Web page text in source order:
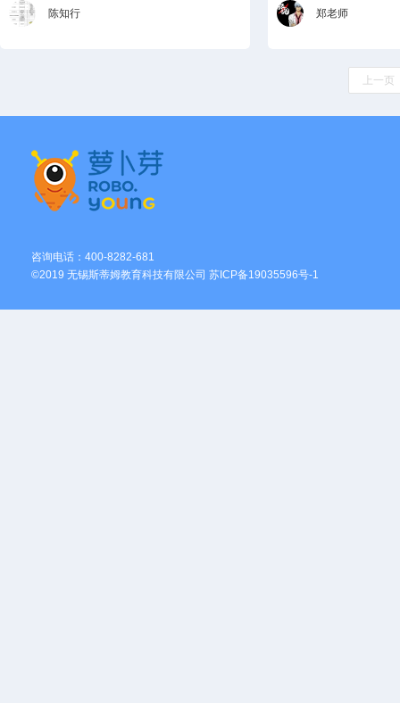
陈知行 郑老师
上一页
咨询电话：400-8282-681
©2019 无锡斯蒂姆教育科技有限公司 苏ICP备19035596号-1